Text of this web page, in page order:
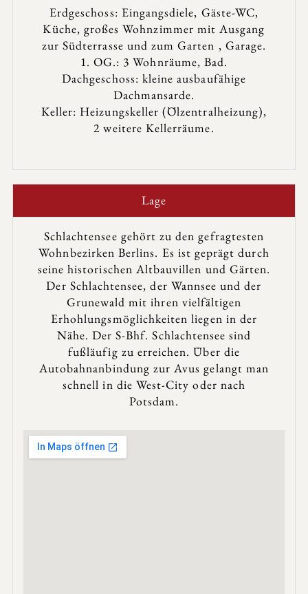
Erdgeschoss: Eingangsdiele, Gäste-WC,
Küche, großes Wohnzimmer mit Ausgang
zur Südterrasse und zum Garten , Garage.
1. OG.: 3 Wohnräume, Bad.
Dachgeschoss: kleine ausbaufähige
Dachmansarde.
Keller: Heizungskeller (Ölzentralheizung),
2 weitere Kellerräume.
Lage
Schlachtensee gehört zu den gefragtesten
Wohnbezirken Berlins. Es ist geprägt durch
seine historischen Altbauvillen und Gärten.
Der Schlachtensee, der Wannsee und der
Grunewald mit ihren vielfältigen
Erhohlungsmöglichkeiten liegen in der
Nähe. Der S-Bhf. Schlachtensee sind
fußläufig zu erreichen. Über die
Autobahnanbindung zur Avus gelangt man
schnell in die West-City oder nach
Potsdam.